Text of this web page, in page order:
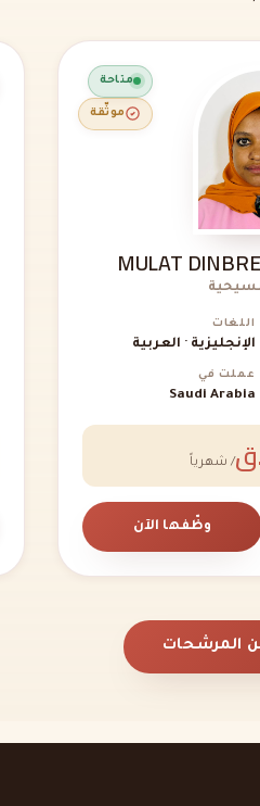
متاحة
موثّقة
MULAT
مسيحية
اللغات
الإنجليزية · العربية
عملت في
Saudi Arabia
/ شهرياً
وظّفها الآن
المرشحات